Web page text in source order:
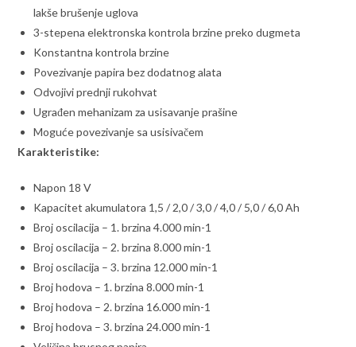
lakše brušenje uglova
3-stepena elektronska kontrola brzine preko dugmeta
Konstantna kontrola brzine
Povezivanje papira bez dodatnog alata
Odvojivi prednji rukohvat
Ugrađen mehanizam za usisavanje prašine
Moguće povezivanje sa usisivačem
Karakteristike:
Napon 18 V
Kapacitet akumulatora 1,5 / 2,0 / 3,0 / 4,0 / 5,0 / 6,0 Ah
Broj oscilacija – 1. brzina 4.000 min-1
Broj oscilacija – 2. brzina 8.000 min-1
Broj oscilacija – 3. brzina 12.000 min-1
Broj hodova – 1. brzina 8.000 min-1
Broj hodova – 2. brzina 16.000 min-1
Broj hodova – 3. brzina 24.000 min-1